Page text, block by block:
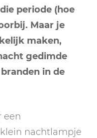
periode (hoe
Maar je
maken,
gedimde
in de
een
nachtlampje